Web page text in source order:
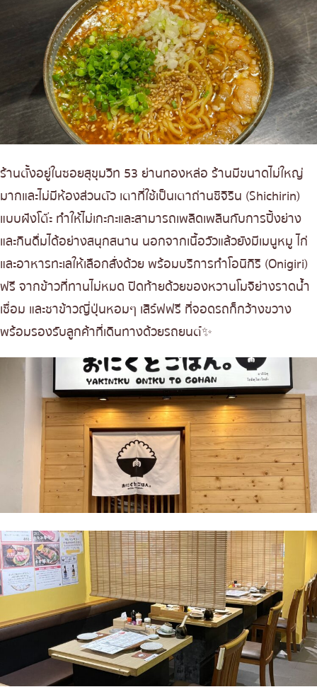
ร้านตั้งอยู่ในซอยสุขุมวิท 53 ย่านทองหล่อ ร้านมีขนาดไม่ใหญ่
มากและไม่มีห้องส่วนตัว เตาที่ใช้เป็นเตาถ่านชิจิริน (Shichirin)
แบบฝังโต๊ะ ทำให้ไม่เกะกะและสามารถเพลิดเพลินกับการปิ้งย่าง
และกินดื่มได้อย่างสนุกสนาน นอกจากเนื้อวัวแล้วยังมีเมนูหมู ไก่
และอาหารทะเลให้เลือกสั่งด้วย พร้อมบริการทำโอนิกิริ (Onigiri)
ฟรี จากข้าวที่ทานไม่หมด ปิดท้ายด้วยของหวานโมจิย่างราดน้ำ
เชื่อม และชาข้าวญี่ปุ่นหอมๆ เสิร์ฟฟรี ที่จอดรถก็กว้างขวาง
พร้อมรองรับลูกค้าที่เดินทางด้วยรถยนต์✨